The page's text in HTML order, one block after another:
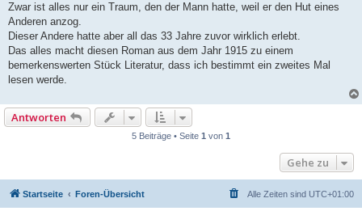
Zwar ist alles nur ein Traum, den der Mann hatte, weil er den Hut eines
Anderen anzog.
Dieser Andere hatte aber all das 33 Jahre zuvor wirklich erlebt.
Das alles macht diesen Roman aus dem Jahr 1915 zu einem
bemerkenswerten Stück Literatur, dass ich bestimmt ein zweites Mal
lesen werde.
Antworten
5 Beiträge • Seite 1 von 1
Gehe zu
Startseite Foren-Übersicht Alle Zeiten sind UTC+01:00